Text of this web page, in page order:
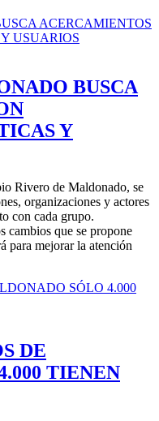
BUSCA
Y
Rivero de Maldonado, se
organizaciones y actores
con cada grupo.
cambios que se propone
para mejorar la atención
DE
TIENEN